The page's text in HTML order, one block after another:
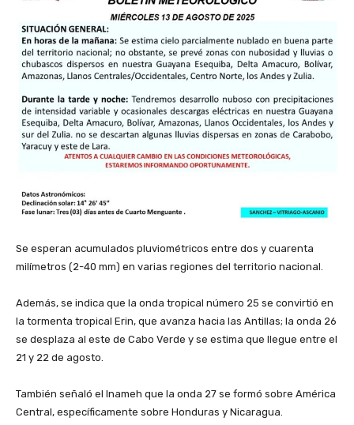
‎Se esperan acumulados pluviométricos entre dos y cuarenta
milímetros (2-40 mm) en varias regiones del territorio nacional.
‎Además, se indica que la onda tropical número 25 se convirtió en
la tormenta tropical Erin, que avanza hacia las Antillas; la onda 26
se desplaza al este de Cabo Verde y se estima que llegue entre el
21 y 22 de agosto.
‎También señaló el Inameh que la onda 27 se formó sobre América
Central, específicamente sobre Honduras y Nicaragua.